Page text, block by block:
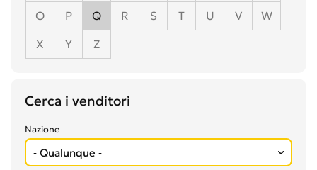
O
P Q R S T U V
W
X
Y Z
Cerca i venditori
Nazione